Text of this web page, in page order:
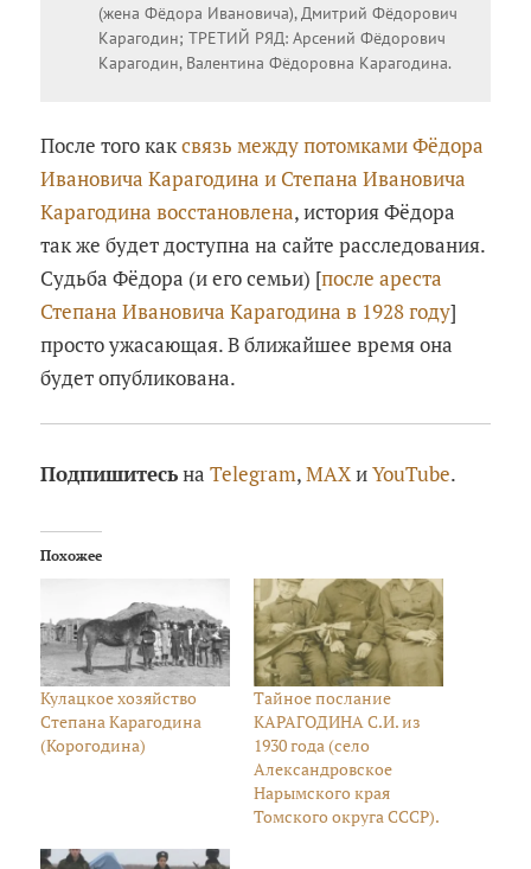
(жена Фёдора Ивановича), Дмитрий Фёдорович
Карагодин; ТРЕТИЙ РЯД: Арсений Фёдорович
Карагодин, Валентина Фёдоровна Карагодина.
После того каксвязь между потомками Фёдора
Ивановича Карагодина и Степана Ивановича
Карагодина восстановлена, история Фёдора
так же будет доступна на сайте расследования.
Судьба Фёдора (и его семьи) [после ареста
Степана Ивановича Карагодина в 1928 году]
просто ужасающая. В ближайшее время она
будет опубликована.
ПодпишитесьнаTelegram,MAXиYouTube.
Похожее
Кулацкое хозяйство
Степана Карагодина
(Корогодина)
Тайное послание
КАРАГОДИНА С.И. из
1930 года (село
Александровское
Нарымского края
Томского округа СССР).